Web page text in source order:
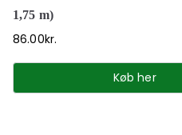
1,75 m)
86.00kr.
Køb her